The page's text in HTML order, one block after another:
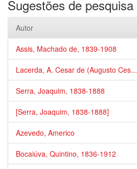
Sugestões de pesquisa
Autor
Assis, Machado de, 1839-1908
Lacerda, A. Cesar de (Augusto Ces...
Serra, Joaquim, 1838-1888
[Serra, Joaquim, 1838-1888]
Azevedo, Americo
Bocaiúva, Quintino, 1836-1912